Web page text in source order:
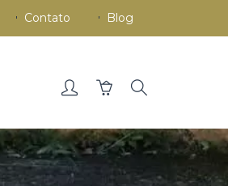
Contato Blog